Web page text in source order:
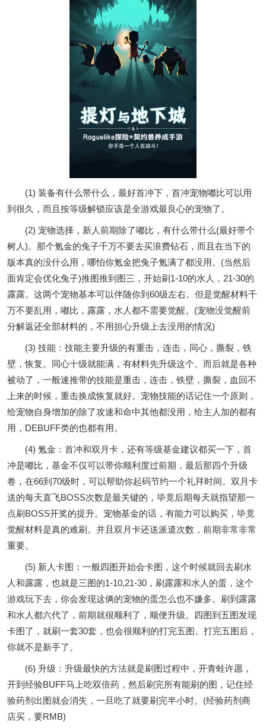
(1) 装备有什么带什么，最好首冲下，首冲宠物嘟比可以用
到很久，而且按等级解锁应该是全游戏最良心的宠物了。
(2) 宠物选择，新人前期除了嘟比，有什么带什么(最好带个
树人)。那个氪金的兔子千万不要去买浪费钻石，而且在当下的
版本真的没什么用，哪怕你氪金把兔子氪满了都没用。(当然后
面肯定会优化兔子)推图推到图三，开始刷1-10的水人，21-30的
露露。这两个宠物基本可以伴随你到60级左右。但是觉醒材料千
万不要乱用，嘟比，露露，水人都不需要觉醒。(宠物没觉醒前
分解返还全部材料的，不用担心升级上去没用的情况)
(3) 技能：技能主要升级的有重击，连击，同心，撕裂，铁
壁，恢复。同心十级就能满，有材料先升级这个。而后就是各种
被动了，一般速推带的技能是重击，连击，铁壁，撕裂，血回不
上来的时候，重击换成恢复就好。宠物技能的话记住一个原则，
给宠物自身增加的除了攻速和命中其他都没用，给主人加的都有
用，DEBUFF类的也都有用。
(4) 氪金：首冲和双月卡，还有等级基金建议都买一下，首
冲是嘟比，基金不仅可以带你顺利度过前期，最后那四个升级
卷，在66到70级时，可以帮助你起码节约一个礼拜时间。双月卡
送的每天直飞BOSS次数是最关键的，毕竟后期每天就指望那一
点刷BOSS开奖的提升。宠物基金的话，有能力可以购买，毕竟
觉醒材料是真的难刷。并且双月卡还送派遣次数，前期非常非常
重要。
(5) 新人卡图：一般四图开始会卡图，这个时候就回去刷水
人和露露，也就是三图的1-10,21-30，刷露露和水人的蛋，这个
游戏玩下去，你会发现这俩的宠物的蛋怎么也不嫌多。刷到露露
和水人都六代了，前期就很顺利了，顺便升级。四图到五图发现
卡图了，就刷一套30套，也会很顺利的打完五图。打完五图后，
你就不是新手了。
(6) 升级：升级最快的方法就是刷图过程中，开青蛙许愿，
开到经验BUFF马上吃双倍药，然后刷完所有能刷的图，记住经
验药剂出图就会消失，一旦吃了就要刷完半小时。(经验药剂商
店买，要RMB)